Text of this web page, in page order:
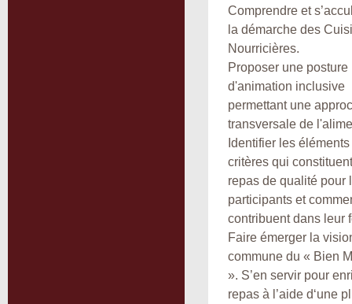
Comprendre et
la démarche des
Nourricières.
Proposer une posture
d'animation inclusive
permettant une
transversale de
Identifier les éléments
critères qui
repas de qualité pour
participants et
contribuent dans leur
Faire émerger la
commune du « Bien
». S’en servir pour
repas à l’aide d‘une